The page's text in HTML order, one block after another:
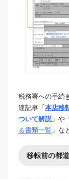
税務署への手続
連記事「 本店移
ついて解説 」や「
る書類一覧 」な
移転前の都